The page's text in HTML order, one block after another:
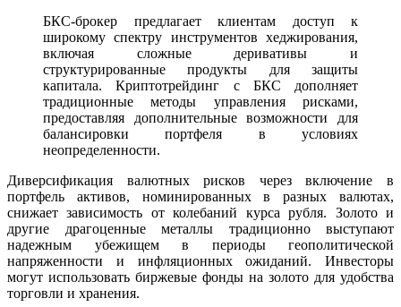
БКС-брокер предлагает клиентам доступ к
широкому спектру инструментов хеджирования,
включая сложные деривативы и
структурированные продукты для защиты
капитала. Криптотрейдинг с БКС дополняет
традиционные методы управления рисками,
предоставляя дополнительные возможности для
балансировки портфеля в условиях
неопределенности.
Диверсификация валютных рисков через включение в
портфель активов, номинированных в разных валютах,
снижает зависимость от колебаний курса рубля. Золото и
другие драгоценные металлы традиционно выступают
надежным убежищем в периоды геополитической
напряженности и инфляционных ожиданий. Инвесторы
могут использовать биржевые фонды на золото для удобства
торговли и хранения.